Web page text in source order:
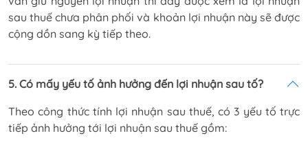
sau thuế chưa phân phối và khoản lợi nhuận này sẽ được
cộng dồn sang kỳ tiếp theo.
5. Có mấy yếu tố ảnh hưởng đến lợi nhuận sau tố?
Theo công thức tính lợi nhuận sau thuế, có 3 yếu tố trực
tiếp ảnh hưởng tới lợi nhuận sau thuế gồm: